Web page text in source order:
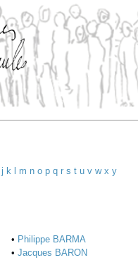
j k m n o p q r s t u v w x y
• Philippe BARMA
•Jacques BARON